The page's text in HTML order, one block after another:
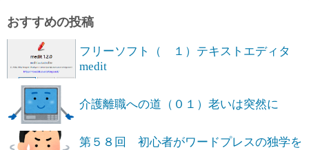
おすすめの投稿
フリーソフト（ １）テキストエディタ
medit
介護離職への道（０１）老いは突然に
第５８回 初心者がワードプレスの独学を